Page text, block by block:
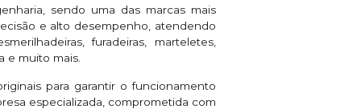
sendo uma das marcas mais
e alto desempenho, atendendo
furadeiras, marteletes,
e muito mais.
para garantir o funcionamento
especializada, comprometida com